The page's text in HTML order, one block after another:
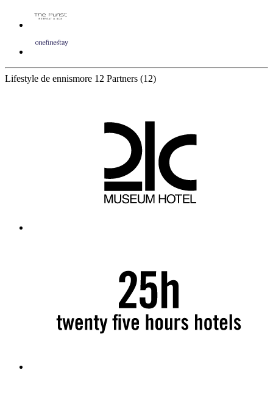
Lifestyle de ennismore 12 Partners (12)